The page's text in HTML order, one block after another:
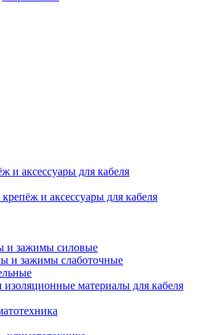
и аксессуары для кабеля
и аксессуары для кабеля
и зажимы силовые
и зажимы слаботочные
материалы для кабеля